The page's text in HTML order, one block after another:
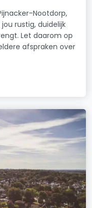
Nootdorp,
rustig, duidelijk
Let daarom op
afspraken over